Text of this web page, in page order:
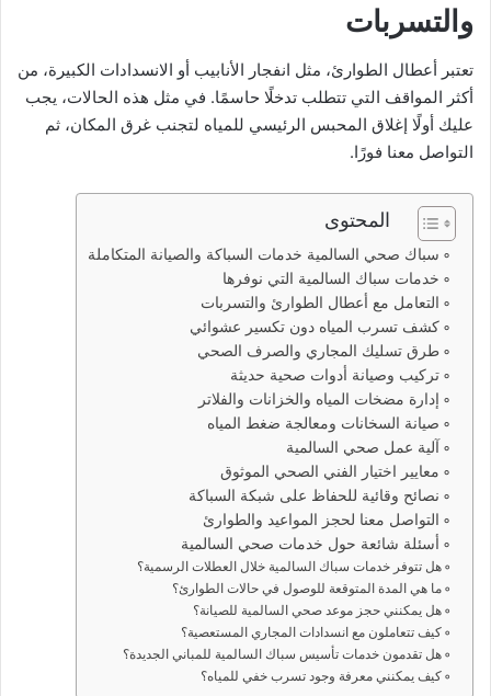
والتسربات
تعتبر أعطال الطوارئ، مثل انفجار الأنابيب أو الانسدادات الكبيرة، من
أكثر المواقف التي تتطلب تدخلًا حاسمًا. في مثل هذه الحالات، يجب
عليك أولًا إغلاق المحبس الرئيسي للمياه لتجنب غرق المكان، ثم
التواصل معنا فورًا.
المحتوى
سباك صحي السالمية خدمات السباكة والصيانة المتكاملة
خدمات سباك السالمية التي نوفرها
التعامل مع أعطال الطوارئ والتسربات
كشف تسرب المياه دون تكسير عشوائي
طرق تسليك المجاري والصرف الصحي
تركيب وصيانة أدوات صحية حديثة
إدارة مضخات المياه والخزانات والفلاتر
صيانة السخانات ومعالجة ضغط المياه
آلية عمل صحي السالمية
معايير اختيار الفني الصحي الموثوق
نصائح وقائية للحفاظ على شبكة السباكة
التواصل معنا لحجز المواعيد والطوارئ
أسئلة شائعة حول خدمات صحي السالمية
هل تتوفر خدمات سباك السالمية خلال العطلات الرسمية؟
ما هي المدة المتوقعة للوصول في حالات الطوارئ؟
هل يمكنني حجز موعد صحي السالمية للصيانة؟
كيف تتعاملون مع انسدادات المجاري المستعصية؟
هل تقدمون خدمات تأسيس سباك السالمية للمباني الجديدة؟
كيف يمكنني معرفة وجود تسرب خفي للمياه؟